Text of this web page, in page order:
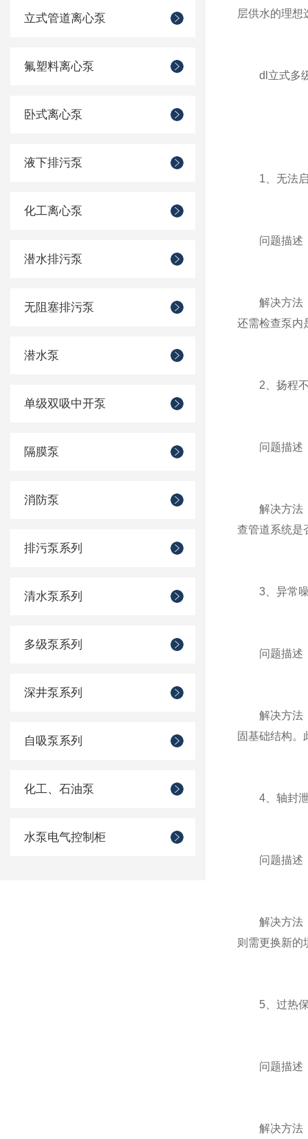
立式管道离心泵
氟塑料离心泵
卧式离心泵
液下排污泵
化工离心泵
潜水排污泵
无阻塞排污泵
潜水泵
单级双吸中开泵
隔膜泵
消防泵
排污泵系列
清水泵系列
多级泵系列
深井泵系列
自吸泵系列
化工、石油泵
水泵电气控制柜
层供水的理想
dl立式多
1、无法启
问题描述：
解决方法：
还需检查泵内
2、扬程不
问题描述：
解决方法：
查管道系统是
3、异常噪
问题描述：
解决方法：
固基础结构。
4、轴封
问题描述：
解决方法：
则需更换新的
5、过热保
问题描述：
解决方法：